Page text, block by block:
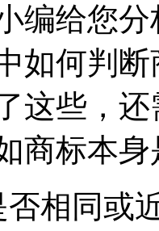
编给您
如何判
这些，
商标本
否相同或